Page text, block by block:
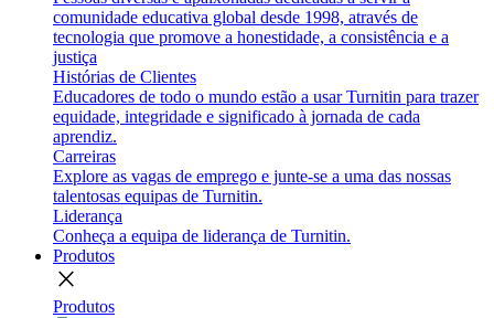
comunidade educativa global desde 1998, através de
tecnologia que promove a honestidade, a consistência e a
justiça
Histórias de Clientes
Educadores de todo o mundo estão a usar Turnitin para trazer
equidade, integridade e significado à jornada de cada
aprendiz.
Carreiras
Explore as vagas de emprego e junte-se a uma das nossas
talentosas equipas de Turnitin.
Liderança
Conheça a equipa de liderança de Turnitin.
Produtos
close
Produtos